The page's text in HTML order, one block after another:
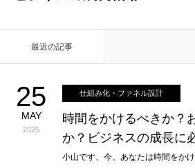
最近の記事
25
MAY
2025
仕組み化・ファネル設計
時間をかけるべきか？
か？ビジネスの成長に
小山です、今、あなたは時間をか
無料ガイドブック
オンシク本